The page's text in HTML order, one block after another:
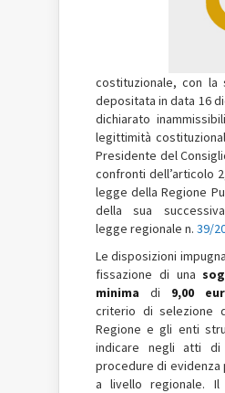
costituzionale, con la
depositata in data 16
dichiarato
legittimità
Presidente del
confronti dell’articolo
legge della Regione
della sua
legge regionale n. 39/
Le disposizioni
fissazione di una
minima di 9,00
criterio di selezione
Regione e gli enti
indicare negli atti
procedure di evidenza
a livello regionale. Il